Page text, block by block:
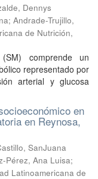
Dennys
; Andrade-Trujillo,
de Nutrición,
comprende un
representado por
arterial y glucosa
en
en Reynosa,
SanJuana
Pérez, Ana Luisa;
Latinoamericana de